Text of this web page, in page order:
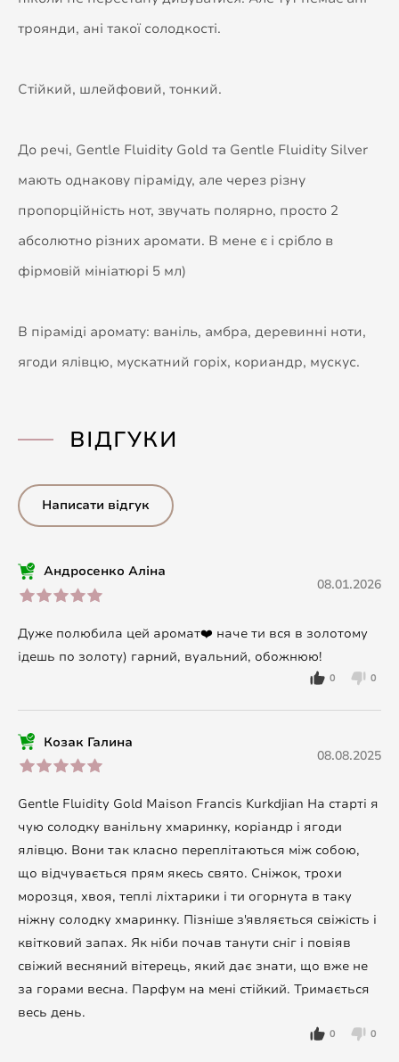
троянди, ані такої солодкості.
Стійкий, шлейфовий, тонкий.
До речі, Gentle Fluidity Gold та Gentle Fluidity Silver
мають однакову піраміду, але через різну
пропорційність нот, звучать полярно, просто 2
абсолютно різних аромати. В мене є і срібло в
фірмовій мініатюрі 5 мл)
В піраміді аромату: ваніль, амбра, деревинні ноти,
ягоди ялівцю, мускатний горіх, кориандр, мускус.
ВІДГУКИ
Написати відгук
Андросенко Аліна
08.01.2026
Дуже полюбила цей аромат❤️ наче ти вся в золотому
ідешь по золоту) гарний, вуальний, обожнюю!
0 0
Козак Галина
08.08.2025
Gentle Fluidity Gold Maison Francis Kurkdjian На старті я
чую солодку ванільну хмаринку, коріандр і ягоди
ялівцю. Вони так класно переплітаються між собою,
що відчувається прям якесь свято. Сніжок, трохи
морозця, хвоя, теплі ліхтарики і ти огорнута в таку
ніжну солодку хмаринку. Пізніше з'являється свіжість і
квітковий запах. Як ніби почав танути сніг і повіяв
свіжий весняний вітерець, який дає знати, що вже не
за горами весна. Парфум на мені стійкий. Тримається
весь день.
0 0